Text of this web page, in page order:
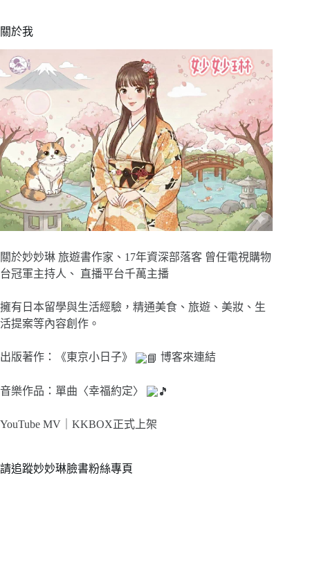
關於我
關於妙妙琳 旅遊書作家、17年資深部落客 曾任電視購物
台冠軍主持人、 直播平台千萬主播
擁有日本留學與生活經驗，精通美食、旅遊、美妝、生
活提案等內容創作。
出版著作：《東京小日子》 博客來連結
音樂作品：單曲〈幸福約定〉
YouTube MV｜ KKBOX正式上架
請追蹤妙妙琳臉書粉絲專頁